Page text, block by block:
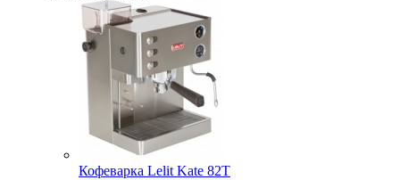
Кофеварка Lelit Kate 82T